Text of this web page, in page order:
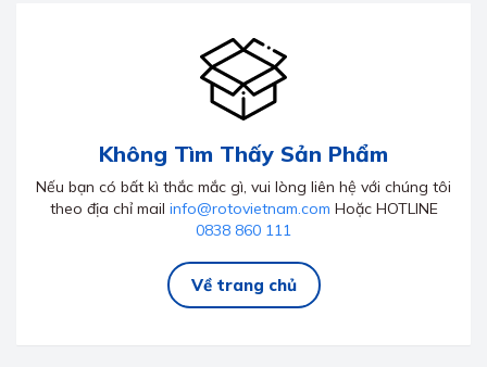
Không Tìm Thấy Sản Phẩm
Nếu bạn có bất kì thắc mắc gì, vui lòng liên hệ với chúng tôi
theo địa chỉ mail info@rotovietnam.com Hoặc HOTLINE
0838 860 111
Về trang chủ